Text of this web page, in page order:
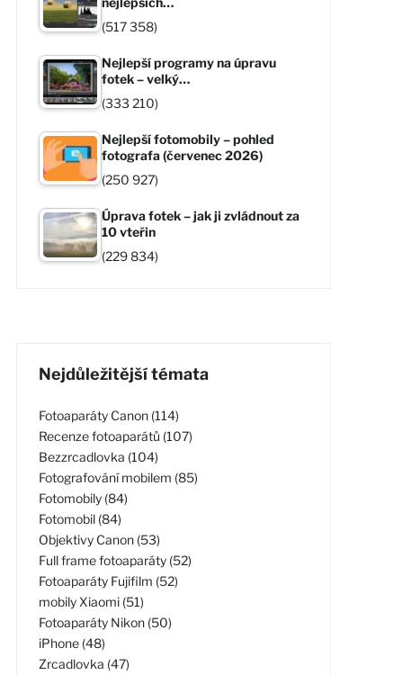
(517 358)
Nejlepší programy na úpravu
fotek – velký…
(333 210)
Nejlepší fotomobily – pohled
fotografa (červenec 2026)
(250 927)
Úprava fotek – jak ji zvládnout za
10 vteřin
(229 834)
Nejdůležitější témata
Fotoaparáty Canon (114)
Recenze fotoaparátů (107)
Bezzrcadlovka (104)
Fotografování mobilem (85)
Fotomobily (84)
Fotomobil (84)
Objektivy Canon (53)
Full frame fotoaparáty (52)
Fotoaparáty Fujifilm (52)
mobily Xiaomi (51)
Fotoaparáty Nikon (50)
iPhone (48)
Zrcadlovka (47)